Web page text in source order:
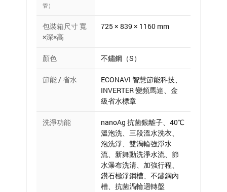
管）
包裝箱尺寸 寬
×深×高
725 × 839 × 1160 mm
顏色 不鏽鋼（S）
節能 / 省水
ECONAVI 智慧節能科技、
INVERTER 變頻馬達、金
級省水標章
洗淨功能
nanoAg 抗菌銀離子、40℃
溫泡洗、三段溫水洗衣、
泡洗淨、雙渦輪強淨水
流、新舞動洗淨水流、節
水瀑布洗清、加強行程、
鑽石極淨鋼槽、不鏽鋼內
槽、抗菌渦輪迴轉盤